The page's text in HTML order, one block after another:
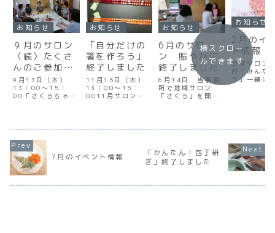
お知らせ
９月のサロン
〈続〉たくさ
んのご参加あ
りがとうござ
いました
9月13日（木）
13：00～15：
00「さくらちゃん
んのお母様（佐山
さんの養育ボラン
ティアにかかわっ
た方たちの変化、
成長を見て感じた
「お互いを知り、
認め合うこと」の
お知らせ
「自分だけの
箸を作ろう」
終了しました
11月15日（木）
13：00～15：
0011月サロン
し、世界に一つだ
工程を楽しみなが
ら「若狭塗箸」の
ためのお手入れ方
お知らせ
6月のサロ
ン 賑やかに
終了しました
6月14日 当事務
所で地域サロン
「さくら」を開催
ら、個々の顔色か
だき一番似合うピ
ンク色を見つけ、
口紅やチークの色
した。わいわい、
お知らせ
2月のイ
ト情報
地域サロン
内「みんな
う」一緒に
してうたい
事務所札幌
真駒内南町
７－３ （
保育園とな
横スクロー
ルできます
7月のイベント情報
「かんたん！包丁研
ぎ」終了しました